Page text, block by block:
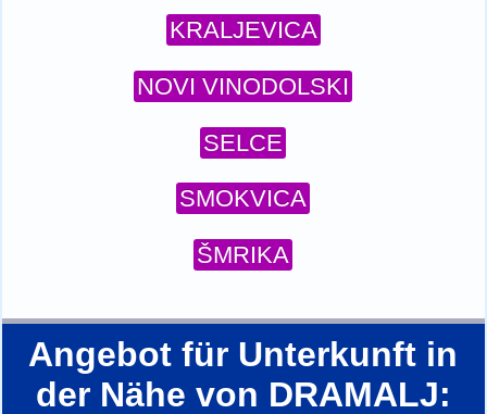
KRALJEVICA
NOVI VINODOLSKI
SELCE
SMOKVICA
ŠMRIKA
Angebot für Unterkunft in
der Nähe von DRAMALJ: